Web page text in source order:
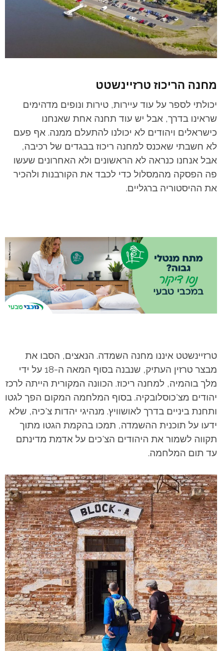
מחנה הריכוז טרזיינשטט
יכולתי לספר על עוד עיירות, טירות ונופים מדהימים
שראינו בדרך, אבל יש עוד תחנה אחת שאנחנו
כישראלים ויהודים לא יכולנו להתעלם ממנה. אף פעם
לא חשבתי שאכנס למחנה ריכוז בבגדים של רכיבה,
אבל אנחנו כנראה לא הראשונים ולא האחרונים שעשו
פה הפסקה מהמסלול כדי לכבד את הקורבנות ולהכיר
את ההיסטוריה ברגליים.
טרזיינשטט איננו מחנה השמדה. הנאצים, הסבו את
מבצר טרזין העתיק, שנבנה בסוף המאה ה-18 על ידי
מלך בוהמיה, למחנה ריכוז. הכוונה המקורית הייתה לרכז
יהודים מצ'כוסלובקיה. בסוף המלחמה המקום הפך לגטו
ותחנת ביניים בדרך לאושוויץ. מנהיגי יהדות צ'כיה, שלא
ידעו על תוכנית ההשמדה, תמכו בהקמת הגטו מתוך
תקווה לשמור את היהודים הצ'כים על אדמת מדינתם
עד תום המלחמה.